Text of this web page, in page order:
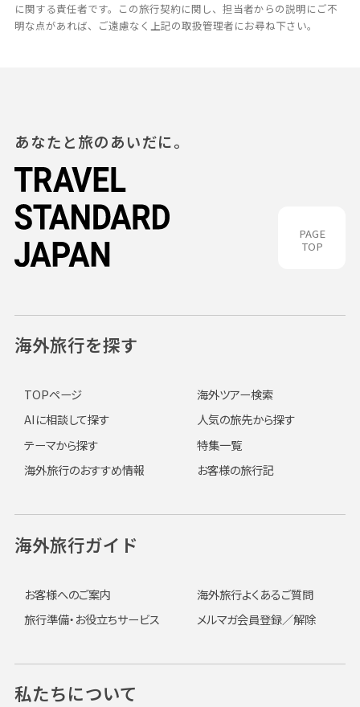
に関する責任者です。この旅行契約に関し、担当者からの説明にご不
明な点があれば、ご遠慮なく上記の取扱管理者にお尋ね下さい。
PAGE
TOP
あなたと旅のあいだに。
海外旅行を探す
TOPページ
海外ツアー検索
AIに相談して探す
人気の旅先から探す
テーマから探す
特集一覧
海外旅行のおすすめ情報
お客様の旅行記
海外旅行ガイド
お客様へのご案内
海外旅行よくあるご質問
旅行準備・お役立ちサービス
メルマガ会員登録／解除
私たちについて